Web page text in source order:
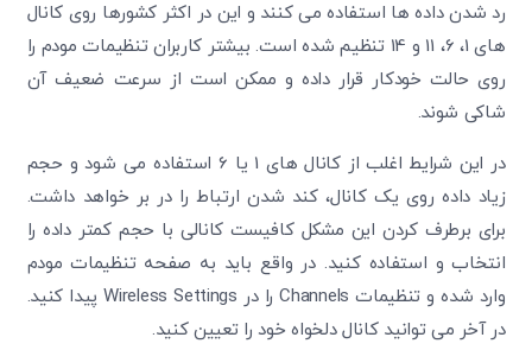
رد شدن داده ها استفاده می کنند و این در اکثر کشورها روی کانال
های 1، 6، 11 و 14 تنظیم شده است. بیشتر کاربران تنظیمات مودم را
روی حالت خودکار قرار داده و ممکن است از سرعت ضعیف آن
شاکی شوند.
در این شرایط اغلب از کانال های 1 یا 6 استفاده می شود و حجم
زیاد داده روی یک کانال، کند شدن ارتباط را در بر خواهد داشت.
برای برطرف کردن این مشکل کافیست کانالی با حجم کمتر داده را
انتخاب و استفاده کنید. در واقع باید به صفحه تنظیمات مودم
وارد شده و تنظیمات Channels را در Wireless Settings پیدا کنید.
در آخر می توانید کانال دلخواه خود را تعیین کنید.